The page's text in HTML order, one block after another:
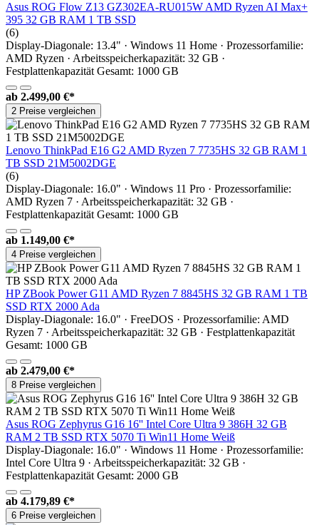
Asus ROG Flow Z13 GZ302EA-RU015W AMD Ryzen AI Max+
395 32 GB RAM 1 TB SSD
(6)
Display-Diagonale: 13.4" · Windows 11 Home · Prozessorfamilie:
AMD Ryzen · Arbeitsspeicherkapazität: 32 GB ·
Festplattenkapazität Gesamt: 1000 GB
ab 2.499,00 €*
2 Preise vergleichen
Lenovo ThinkPad E16 G2 AMD Ryzen 7 7735HS 32 GB RAM 1
TB SSD 21M5002DGE
(6)
Display-Diagonale: 16.0" · Windows 11 Pro · Prozessorfamilie:
AMD Ryzen 7 · Arbeitsspeicherkapazität: 32 GB ·
Festplattenkapazität Gesamt: 1000 GB
ab 1.149,00 €*
4 Preise vergleichen
HP ZBook Power G11 AMD Ryzen 7 8845HS 32 GB RAM 1 TB
SSD RTX 2000 Ada
Display-Diagonale: 16.0" · FreeDOS · Prozessorfamilie: AMD
Ryzen 7 · Arbeitsspeicherkapazität: 32 GB · Festplattenkapazität
Gesamt: 1000 GB
ab 2.479,00 €*
8 Preise vergleichen
Asus ROG Zephyrus G16 16'' Intel Core Ultra 9 386H 32 GB
RAM 2 TB SSD RTX 5070 Ti Win11 Home Weiß
Display-Diagonale: 16.0" · Windows 11 Home · Prozessorfamilie:
Intel Core Ultra 9 · Arbeitsspeicherkapazität: 32 GB ·
Festplattenkapazität Gesamt: 2000 GB
ab 4.179,89 €*
6 Preise vergleichen